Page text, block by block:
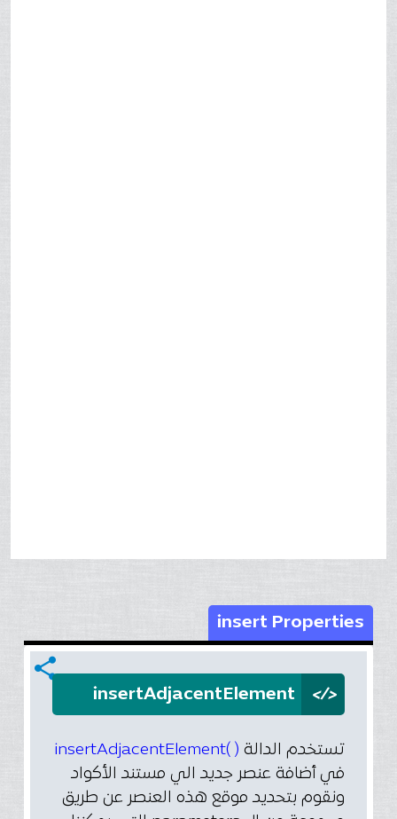
insert Properties
share
</>
insertAdjacentElement
تستخدم الدالة ( )insertAdjacentElement
في أضافة عنصر جديد الي مستند الأكواد
ونقوم بتحديد موقع هذه العنصر عن طريق